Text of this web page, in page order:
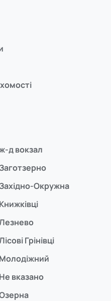
д вокзал
Заготзерно
Західно-Окружна
Книжківці
Грінівці
Молодіжний
Не вказано